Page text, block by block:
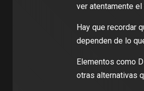
ver atentamente
Hay que recordar
dependen de lo
Elementos como
otras alternativas